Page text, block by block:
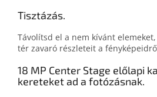
Tisztázás.
Távolítsd el a nem kívánt
tér zavaró részleteit a
18 MP Center Stage előlapi
kereteket ad a fotózásnak.